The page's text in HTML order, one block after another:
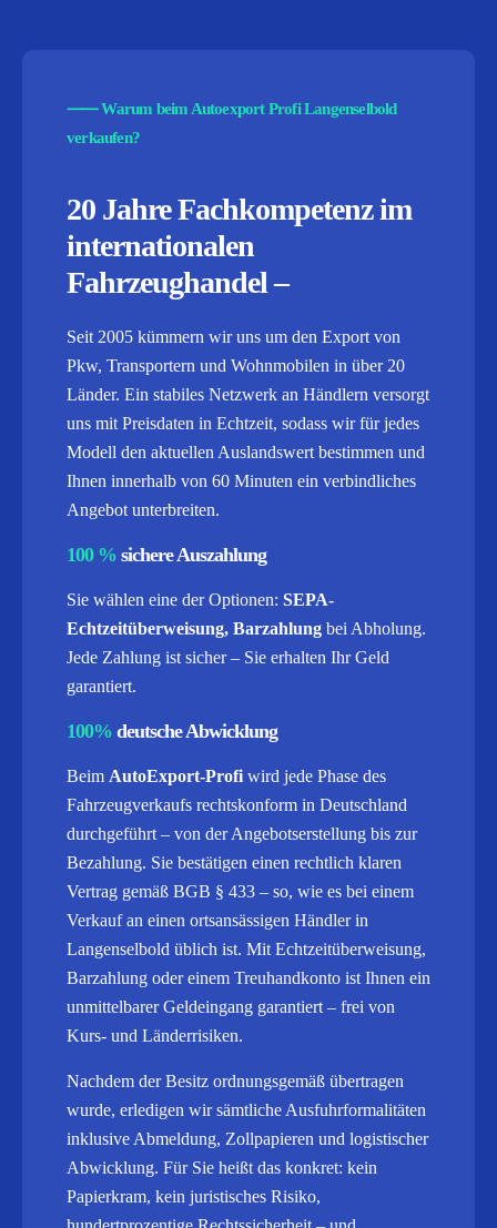
⸺Warum beim Autoexport Profi Langenselbold
verkaufen?
20 Jahre Fachkompetenz im
internationalen
Fahrzeughandel –
Seit 2005 kümmern wir uns um den Export von
Pkw, Transportern und Wohnmobilen in über 20
Länder. Ein stabiles Netzwerk an Händlern versorgt
uns mit Preisdaten in Echtzeit, sodass wir für jedes
Modell den aktuellen Auslandswert bestimmen und
Ihnen innerhalb von 60 Minuten ein verbindliches
Angebot unterbreiten.
100 % sichere Auszahlung
Sie wählen eine der Optionen: SEPA-
Echtzeitüberweisung, Barzahlung bei Abholung.
Jede Zahlung ist sicher – Sie erhalten Ihr Geld
garantiert.
100% deutsche Abwicklung
Beim AutoExport-Profi wird jede Phase des
Fahrzeugverkaufs rechtskonform in Deutschland
durchgeführt – von der Angebotserstellung bis zur
Bezahlung. Sie bestätigen einen rechtlich klaren
Vertrag gemäß BGB § 433 – so, wie es bei einem
Verkauf an einen ortsansässigen Händler in
Langenselbold üblich ist. Mit Echtzeitüberweisung,
Barzahlung oder einem Treuhandkonto ist Ihnen ein
unmittelbarer Geldeingang garantiert – frei von
Kurs- und Länderrisiken.
Nachdem der Besitz ordnungsgemäß übertragen
wurde, erledigen wir sämtliche Ausfuhrformalitäten
inklusive Abmeldung, Zollpapieren und logistischer
Abwicklung. Für Sie heißt das konkret: kein
Papierkram, kein juristisches Risiko,